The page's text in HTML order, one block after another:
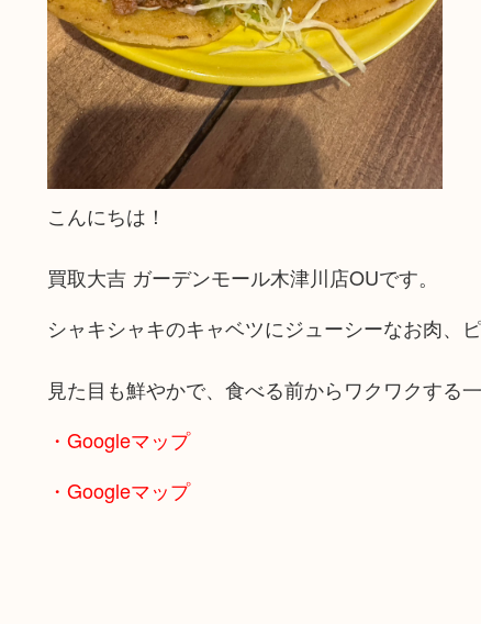
こんにちは！
買取大吉 ガーデンモール木津川店OUです。
シャキシャキのキャベツにジューシーなお肉、
見た目も鮮やかで、食べる前からワクワクする
・Googleマップ
・Googleマップ